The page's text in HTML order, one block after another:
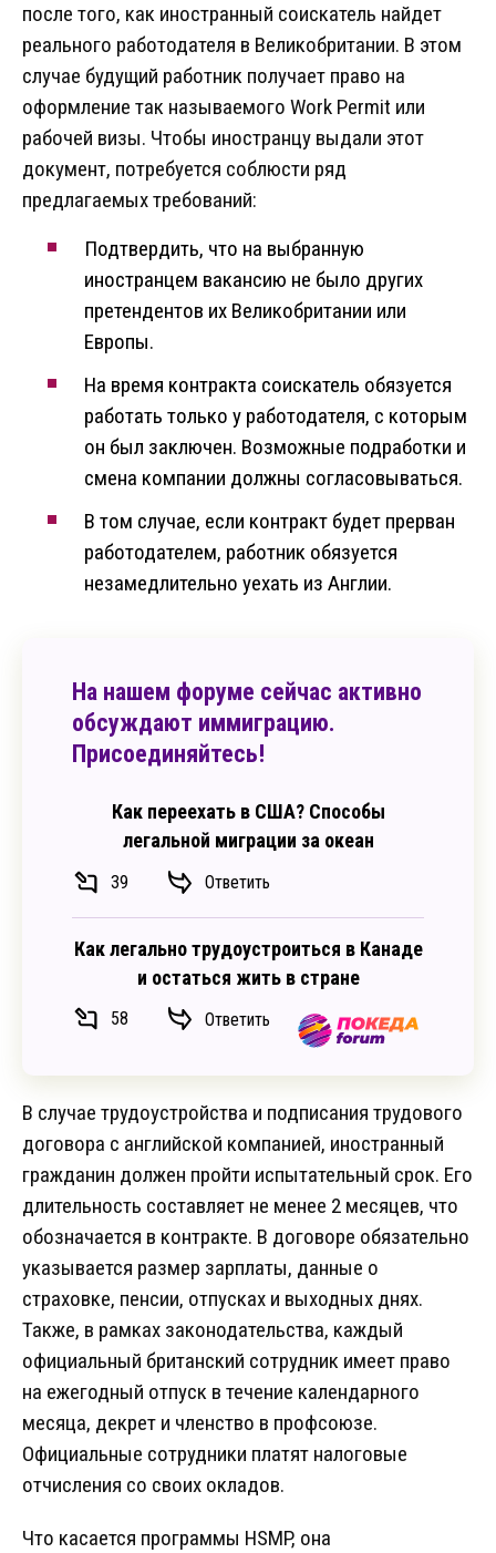
после того, как иностранный соискатель найдет
реального работодателя в Великобритании. В этом
случае будущий работник получает право на
оформление так называемого Work Permit или
рабочей визы. Чтобы иностранцу выдали этот
документ, потребуется соблюсти ряд
предлагаемых требований:
Подтвердить, что на выбранную
иностранцем вакансию не было других
претендентов их Великобритании или
Европы.
На время контракта соискатель обязуется
работать только у работодателя, с которым
он был заключен. Возможные подработки и
смена компании должны согласовываться.
В том случае, если контракт будет прерван
работодателем, работник обязуется
незамедлительно уехать из Англии.
На нашем форуме сейчас активно
обсуждают иммиграцию.
Присоединяйтесь!
Как переехать в США? Способы
легальной миграции за океан
39 Ответить
Как легально трудоустроиться в Канаде
и остаться жить в стране
58 Ответить
В случае трудоустройства и подписания трудового
договора с английской компанией, иностранный
гражданин должен пройти испытательный срок. Его
длительность составляет не менее 2 месяцев, что
обозначается в контракте. В договоре обязательно
указывается размер зарплаты, данные о
страховке, пенсии, отпусках и выходных днях.
Также, в рамках законодательства, каждый
официальный британский сотрудник имеет право
на ежегодный отпуск в течение календарного
месяца, декрет и членство в профсоюзе.
Официальные сотрудники платят налоговые
отчисления со своих окладов.
Что касается программы HSMP, она